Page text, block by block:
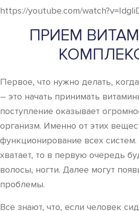
https://youtube.com/
ПРИЕМ
Первое, что нужно делать,
– это начать принимать
поступление оказывает
организм. Именно от этих
функционирование всех систем.
хватает, то в первую очередь
волосы, ногти. Далее могут
проблемы.
Все знают, что, если человек